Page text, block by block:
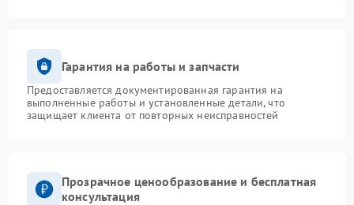
Гарантия на работы и запчасти
Предоставляется документированная гарантия на
выполненные работы и установленные детали, что
защищает клиента от повторных неисправностей
Прозрачное ценообразование и бесплатная
консультация